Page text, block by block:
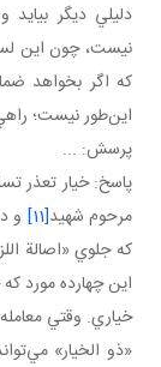
دليلي ديگر
نيست، چون اين
که اگر بخواهد
اين‌طور نيست؛
پرسش: ...
پاسخ: خيار تعذر
مرحوم شهيد[11]
و
که جلوي «اصالة
اين چهارده مورد
خياري. وقتي
«ذو الخيار»